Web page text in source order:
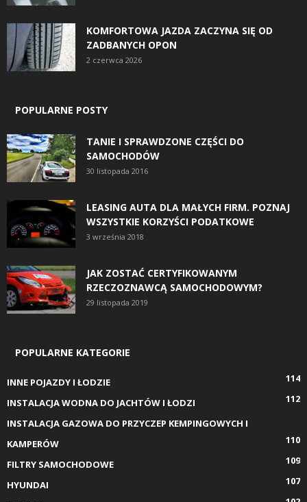
KOMFORTOWA JAZDA ZACZYNA SIĘ OD
ZADBANYCH OPON
2 czerwca 2026
POPULARNE POSTY
TANIE I SPRAWDZONE CZĘŚCI DO
SAMOCHODÓW
30 listopada 2016
LEASING AUTA DLA MAŁYCH FIRM. POZNAJ
WSZYSTKIE KORZYŚCI PODATKOWE
3 września 2018
JAK ZOSTAĆ CERTYFIKOWANYM
RZECZOZNAWCĄ SAMOCHODOWYM?
29 listopada 2019
POPULARNE KATEGORIE
INNE POJAZDY I ŁODZIE
114
INSTALACJA WODNA DO JACHTÓW I ŁODZI
112
INSTALACJA GAZOWA DO PRZYCZEP KEMPINGOWYCH I
KAMPERÓW
110
FILTRY SAMOCHODOWE
109
HYUNDAI
107